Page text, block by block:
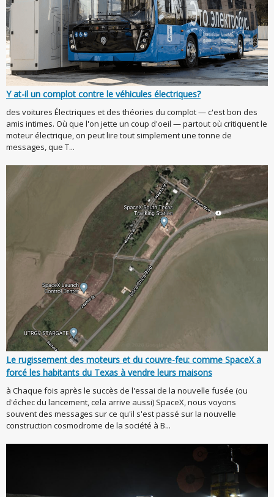
Y at-il un complot contre le véhicules électriques?
des voitures Électriques et des théories du complot — c'est bon des
amis intimes. Où que l'on jette un coup d'oeil — partout où critiquent le
moteur électrique, on peut lire tout simplement une tonne de
messages, que T...
Le rugissement des moteurs et du couvre-feu: comme SpaceX a
forcé les habitants du Texas à vendre leurs maisons
à Chaque fois après le succès de l'essai de la nouvelle fusée (ou
d'échec du lancement, cela arrive aussi) SpaceX, nous voyons
souvent des messages sur ce qu'il s'est passé sur la nouvelle
construction cosmodrome de la société à B...